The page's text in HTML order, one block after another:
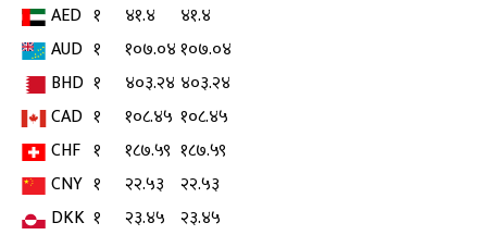
AED १ ४१.४
४१.४
AUD १ १०७.०४१०७.०४
BHD १ ४०३.२४ ४०३.२४
CAD १ १०८.४५ १०८.४५
CHF १ १८७.५९ १८७.५९
CNY १ २२.५३
२२.५३
DKK १ २३.४५ २३.४५